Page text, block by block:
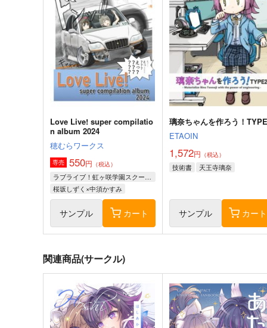
Love Live! super compilatio
n album 2024
穂むらワークス
専売 550円 （税込）
ラブライブ！虹ヶ咲学園スクールアイドル同好会
桜坂しずく×中須かすみ
サンプル カート
璃奈ちゃんを作ろう！
ETAOIN
1,572円 （税込）
技術書 天王寺璃奈
サンプル カート
関連商品(サークル)